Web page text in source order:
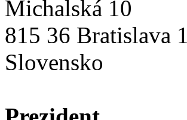
Michalská 10
815 36 Bratislava 1
Slovensko